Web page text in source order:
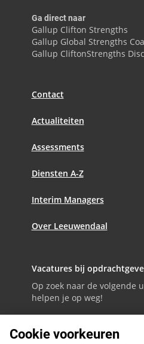
Ga direct naar
Gallup Clifton Strengths
Gallup Global Strengths
Gallup CliftonStrengths
Contact
Actualiteiten
Assessments
Diensten A-Z
Interim Managers
Over Leeuwendaal
Vacatures bij
Op zoek naar de volgende
helpen je op weg!
Vacatures bekijken
Cookie voorkeuren